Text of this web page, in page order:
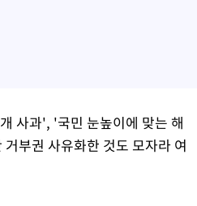
사과', '국민 눈높이에 맞는 해
부권 사유화한 것도 모자라 여